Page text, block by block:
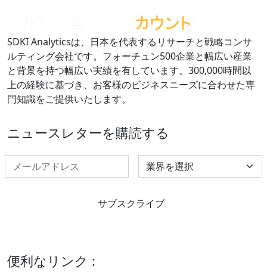
SDKI Analyticsは、日本を代表するリサーチと戦略コンサ
ルティング会社です。フォーチュン500企業と幅広い産業
と背景を持つ幅広い実績を有しています。300,000時間以
上の経験に基づき、お客様のビジネスニーズに合わせた専
門知識をご提供いたします。
ニュースレターを購読する
Select Industry
サブスクライブ
便利なリンク :